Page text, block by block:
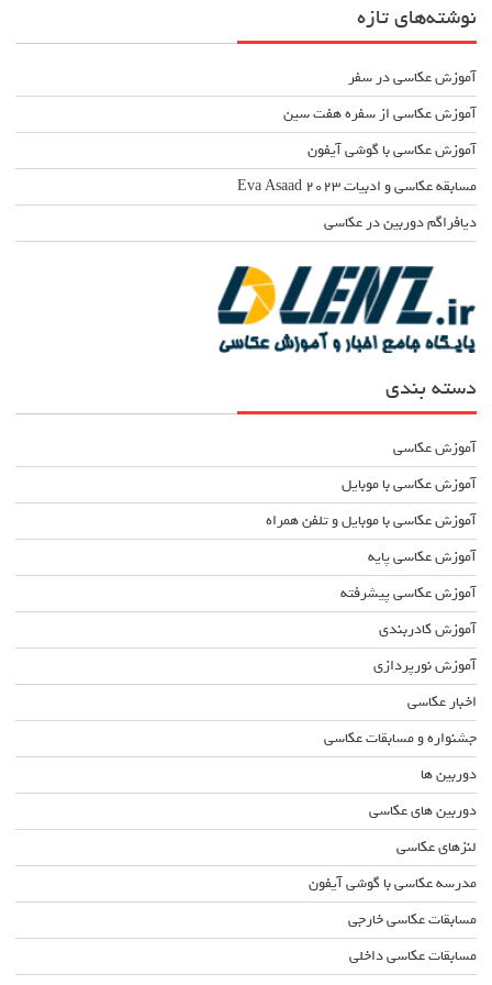
نوشته‌های تازه
آموزش عکاسی در سفر
آموزش عکاسی از سفره هفت سین
آموزش عکاسی با گوشی آیفون
مسابقه عکاسی و ادبیات Eva Asaad ۲۰۲۳
دیافراگم دوربین در عکاسی
دسته بندی
آموزش عکاسی
آموزش عکاسی با موبایل
آموزش عکاسی با موبایل و تلفن همراه
آموزش عکاسی پایه
آموزش عکاسی پیشرفته
آموزش کادربندی
آموزش نورپردازی
اخبار عکاسی
جشنواره و مسابقات عکاسی
دوربین ها
دوربین های عکاسی
لنزهای عکاسی
مدرسه عکاسی با گوشی آیفون
مسابقات عکاسی خارجی
مسابقات عکاسی داخلی